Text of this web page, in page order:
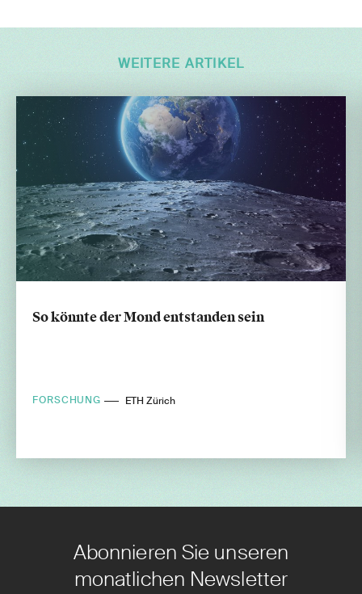
WEITERE ARTIKEL
So könnte der Mond entstanden sein
FORSCHUNG ETH Zürich
Abonnieren Sie unseren
monatlichen Newsletter